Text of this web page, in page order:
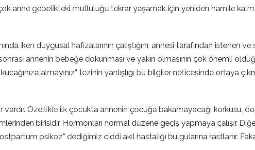
anne gebelikteki mutluluğu tekrar yaşamak için yeniden hamile
iken duygusal hafızalarının çalıştığını, annesi tarafından istenen
annenin bebeğe dokunması ve yakın olmasının çok önemli
almayınız” tezinin yanlışlığı bu bilgiler neticesinde ortaya
Özellikle ilk çocukta annenin çocuğa bakamayacağı korkusu,
birisidir. Hormonları normal düzene geçiş yapmaya çalışır.
psikoz” dediğimiz ciddi akıl hastalığı bulgularına rastlanır.